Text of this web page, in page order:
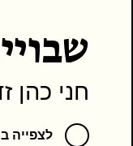
חני כהן
לצפייה